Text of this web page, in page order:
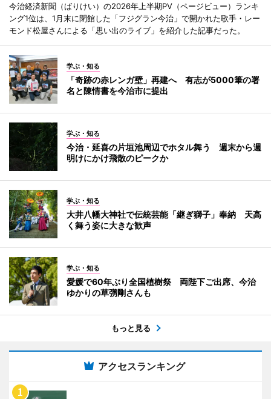
今治経済新聞（ばりけい）の2026年上半期PV（ページビュー）ランキ
ング1位は、1月末に閉館した「フジグラン今治」で開かれた歌手・レー
モンド松屋さんによる「思い出のライブ」を紹介した記事だった。
学ぶ・知る
「奇跡の赤レンガ壁」再建へ 有志が5000筆の署
名と陳情書を今治市に提出
学ぶ・知る
今治・延喜の片垣池周辺でホタル舞う 週末から週
明けにかけ飛散のピークか
学ぶ・知る
大井八幡大神社で伝統芸能「継ぎ獅子」奉納 天高
く舞う姿に大きな歓声
学ぶ・知る
愛媛で60年ぶり全国植樹祭 両陛下ご出席、今治
ゆかりの草彅剛さんも
もっと見る
アクセスランキング